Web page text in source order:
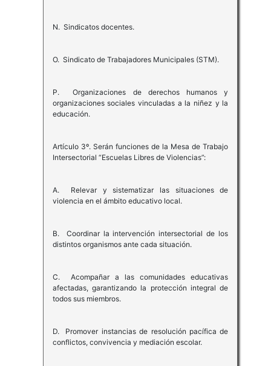
N. Sindicatos docentes.
O. Sindicato de Trabajadores Municipales (STM).
P. Organizaciones de derechos humanos y
organizaciones sociales vinculadas a la niñez y la
educación.
Artículo 3º. Serán funciones de la Mesa de Trabajo
Intersectorial “Escuelas Libres de Violencias”:
A. Relevar y sistematizar las situaciones de
violencia en el ámbito educativo local.
B. Coordinar la intervención intersectorial de los
distintos organismos ante cada situación.
C. Acompañar a las comunidades educativas
afectadas, garantizando la protección integral de
todos sus miembros.
D. Promover instancias de resolución pacífica de
conflictos, convivencia y mediación escolar.